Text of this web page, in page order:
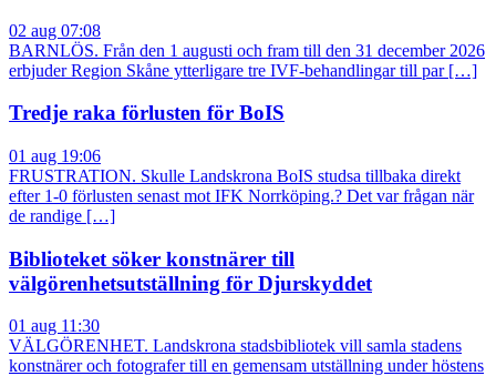
02 aug 07:08
BARNLÖS. Från den 1 augusti och fram till den 31 december 2026
erbjuder Region Skåne ytterligare tre IVF-behandlingar till par […]
Tredje raka förlusten för BoIS
01 aug 19:06
FRUSTRATION. Skulle Landskrona BoIS studsa tillbaka direkt
efter 1-0 förlusten senast mot IFK Norrköping.? Det var frågan när
de randige […]
Biblioteket söker konstnärer till
välgörenhetsutställning för Djurskyddet
01 aug 11:30
VÄLGÖRENHET. Landskrona stadsbibliotek vill samla stadens
konstnärer och fotografer till en gemensam utställning under höstens